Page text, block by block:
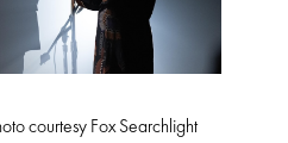
courtesy Fox Searchlight